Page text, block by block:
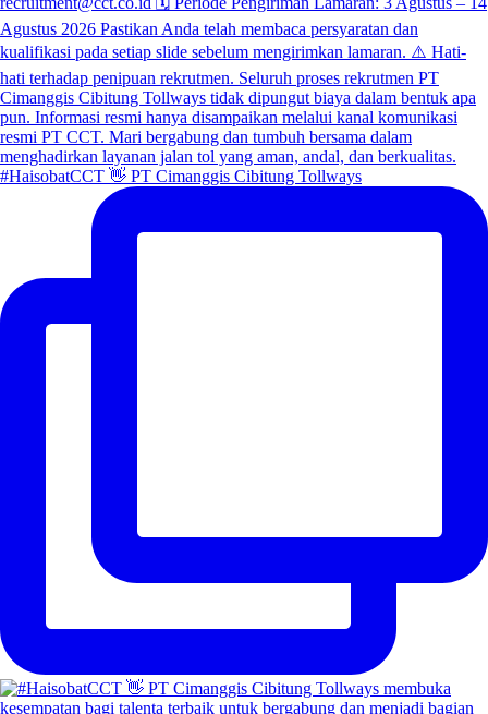
#HaisobatCCT 👋 PT Cimanggis Cibitung Tollways